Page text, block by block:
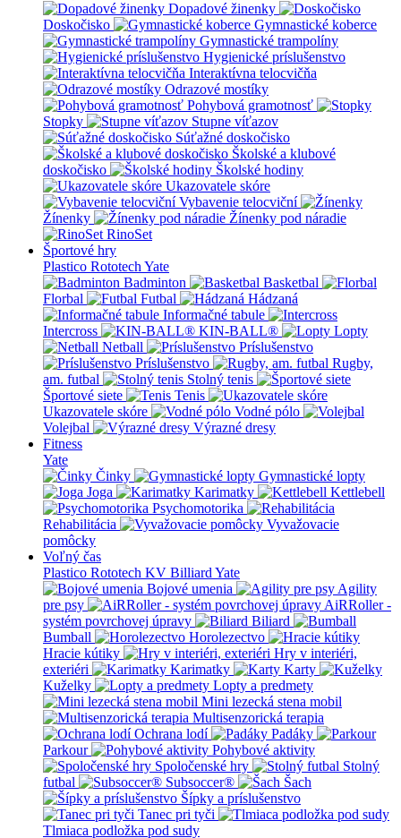
Dopadové žinenky
Doskočisko
Gymnastické koberce
Gymnastické trampolíny
Hygienické príslušenstvo
Interaktívna telocvičňa
Odrazové mostíky
Pohybová gramotnosť
Stopky
Stupne víťazov
Súťažné doskočisko
Školské a klubové
doskočisko
Školské hodiny
Ukazovatele skóre
Vybavenie telocviční
Žínenky
Žínenky pod náradie
RinoSet
Športové hry
Plastico Rototech Yate
Badminton
Basketbal
Florbal
Futbal
Hádzaná
Informačné tabule
Intercross
KIN-BALL®
Lopty
Netball
Príslušenstvo
Príslušenstvo
Rugby,
am. futbal
Stolný tenis
Športové siete
Tenis
Ukazovatele skóre
Vodné pólo
Volejbal
Výrazné dresy
Fitness
Yate
Činky
Gymnastické lopty
Joga
Karimatky
Kettlebell
Psychomotorika
Rehabilitácia
Vyvažovacie
pomôcky
Voľný čas
Plastico Rototech KV Billiard Yate
Bojové umenia
Agility
pre psy
AiRRoller -
systém povrchovej úpravy
Biliard
Bumball
Horolezectvo
Hracie kútiky
Hry v interiéri,
exteriéri
Karimatky
Karty
Kuželky
Lopty a predmety
Mini lezecká stena mobil
Multisenzorická terapia
Ochrana lodí
Padáky
Parkour
Pohybové aktivity
Spoločenské hry
Stolný
futbal
Subsoccer®
Šach
Šípky a príslušenstvo
Tanec pri tyči
Tlmiaca podložka pod sudy